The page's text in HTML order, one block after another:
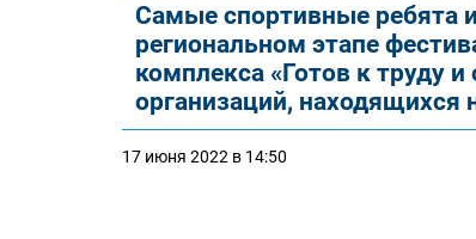
Самые спортивные ребята
региональном этапе
комплекса «Готов к труду
организаций, находящихся
17 июня 2022 в 14:50